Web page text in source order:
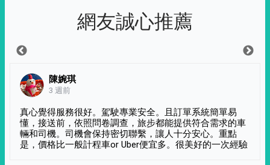
網友誠心推薦
陳婉琪
3 週前
真心覺得服務很好。駕駛專業安全。且訂單系統簡單易
懂，接送前，依照問卷調查，旅步都能提供符合需求的車
輛和司機。司機會保持密切聯繫，讓人十分安心。重點
是，價格比一般計程車or Uber便宜多。很美好的一次經驗